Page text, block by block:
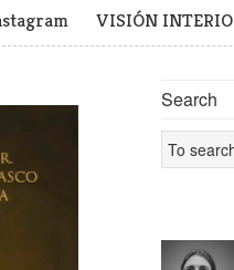
VISIÓN
Search